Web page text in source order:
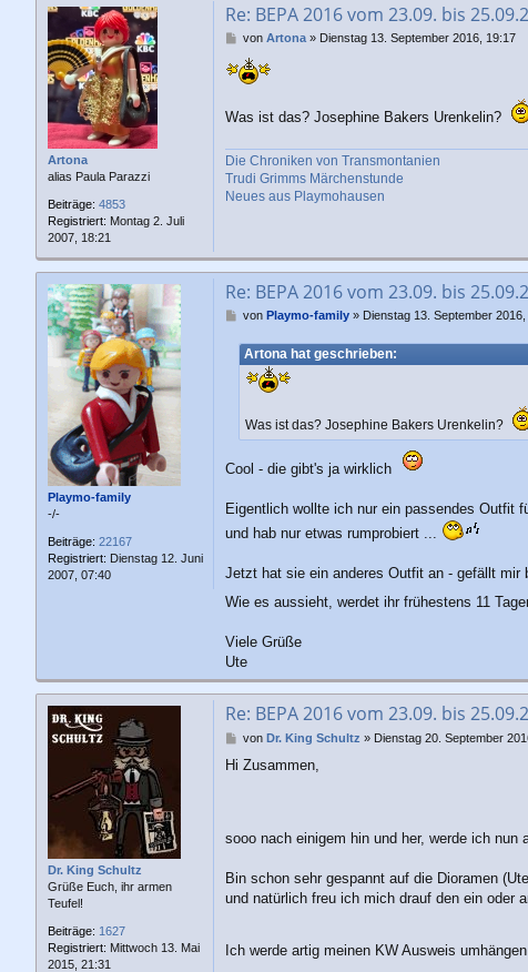
Artona
alias Paula Parazzi
Beiträge: 4853
Registriert: Montag 2. Juli
2007, 18:21
Re: BEPA 2016 vom 23.09. bis
B
i
a
von Artona» Dienstag 13. September 2016, 19:17
Was ist das? Josephine Bakers Urenkelin?
Die Chroniken von Transmontanien
Trudi Grimms Märchenstunde
Neues aus Playmohausen
Playmo-family
-/-
Beiträge: 22167
Registriert: Dienstag 12. Juni
2007, 07:40
Re: BEPA 2016 vom 23.09. bis
B
i
t
von Playmo-family» Dienstag 13. September
Artona hat geschrieben:
Was ist das? Josephine Bakers Urenkelin?
Cool - die gibt's ja wirklich
Eigentlich wollte ich nur ein passendes Outfit
und hab nur etwas rumprobiert ...
Jetzt hat sie ein anderes Outfit an - gefällt mir
Wie es aussieht, werdet ihr frühestens 11
Viele Grüße
Ute
Dr. King Schultz
Grüße Euch, ihr armen
Teufel!
Beiträge: 1627
Registriert: Mittwoch 13. Mai
2015, 21:31
Re: BEPA 2016 vom 23.09. bis
B
g
von Dr. King Schultz » Dienstag 20. September
Hi Zusammen,
sooo nach einigem hin und her, werde ich
Bin schon sehr gespannt auf die Dioramen
und natürlich freu ich mich drauf den ein oder
Ich werde artig meinen KW Ausweis